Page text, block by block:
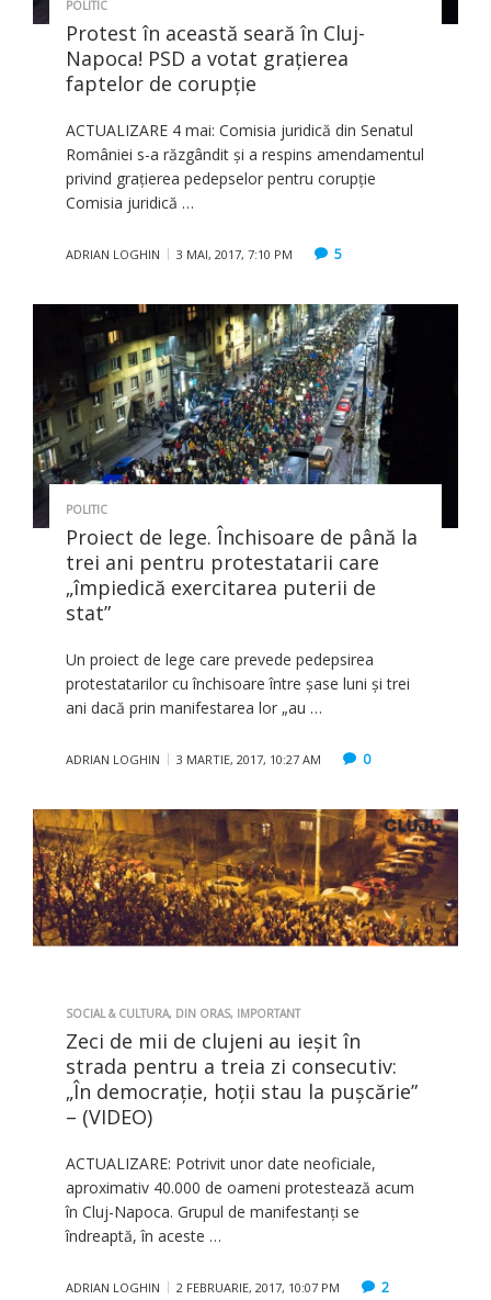
POLITIC
Protest în această seară în Cluj-
Napoca! PSD a votat graţierea
faptelor de corupţie
ACTUALIZARE 4 mai: Comisia juridică din Senatul
României s-a răzgândit şi a respins amendamentul
privind graţierea pedepselor pentru corupţie
Comisia juridică …
ADRIAN LOGHIN 3 MAI, 2017, 7:10 PM 5
POLITIC
Proiect de lege. Închisoare de până la
trei ani pentru protestatarii care
„împiedică exercitarea puterii de
stat”
Un proiect de lege care prevede pedepsirea
protestatarilor cu închisoare între șase luni și trei
ani dacă prin manifestarea lor „au …
ADRIAN LOGHIN 3 MARTIE, 2017, 10:27 AM 0
SOCIAL & CULTURA, DIN ORAS, IMPORTANT
Zeci de mii de clujeni au ieşit în
strada pentru a treia zi consecutiv:
„În democrație, hoții stau la pușcărie”
– (VIDEO)
ACTUALIZARE: Potrivit unor date neoficiale,
aproximativ 40.000 de oameni protestează acum
în Cluj-Napoca. Grupul de manifestanţi se
îndreaptă, în aceste …
ADRIAN LOGHIN 2 FEBRUARIE, 2017, 10:07 PM 2